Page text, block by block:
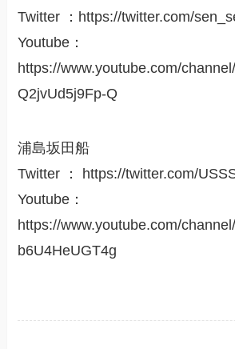
Twitter ：https://twitter.com/
Youtube：
https://www.youtube.com/
Q2jvUd5j9Fp-Q
浦島坂田船
Twitter ： https://twitter.com/
Youtube：
https://www.youtube.com/
b6U4HeUGT4g